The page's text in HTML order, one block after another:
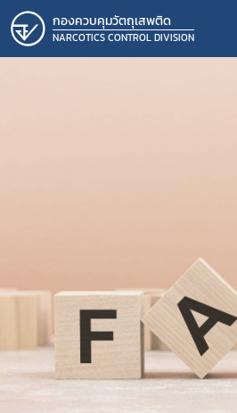
กองควบคุมวัตถุเสพติด
NARCOTICS CONTROL DIVISION